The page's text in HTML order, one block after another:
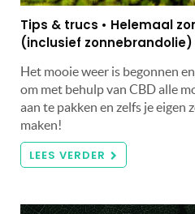
Tips & trucs • Helemaal
(inclusief zonnebrandolie)
Het mooie weer is begonnen
om met behulp van CBD alle
aan te pakken en zelfs je eigen
maken!
LEES VERDER